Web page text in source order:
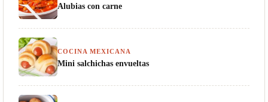
Alubias con carne
COCINA MEXICANA
Mini salchichas envueltas